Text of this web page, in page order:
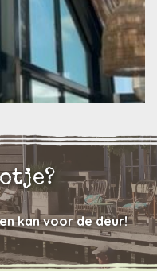
kan voor de deur!